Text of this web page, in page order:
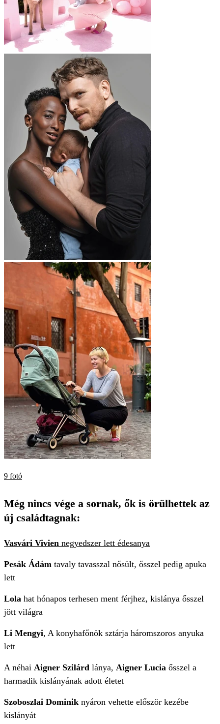
9 fotó
Még nincs vége a sornak, ők is örülhettek az
új családtagnak:
Vasvári Vivien negyedszer lett édesanya
Pesák Ádám tavaly tavasszal nősült, ősszel pedig apuka
lett
Lola hat hónapos terhesen ment férjhez, kislánya ősszel
jött világra
Li Mengyi, A konyhafőnök sztárja háromszoros anyuka
lett
A néhai Aigner Szilárd lánya, Aigner Lucia ősszel a
harmadik kislányának adott életet
Szoboszlai Dominik nyáron vehette először kezébe
kislányát